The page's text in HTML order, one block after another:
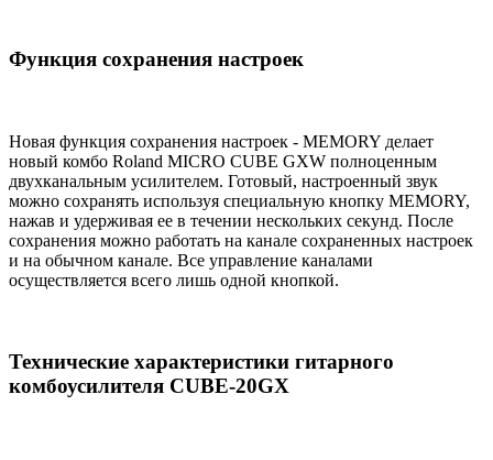
Функция сохранения настроек
Новая функция сохранения настроек - MEMORY делает
новый комбо Roland MICRO CUBE GXW полноценным
двухканальным усилителем. Готовый, настроенный звук
можно сохранять используя специальную кнопку MEMORY,
нажав и удерживая ее в течении нескольких секунд. После
сохранения можно работать на канале сохраненных настроек
и на обычном канале. Все управление каналами
осуществляется всего лишь одной кнопкой.
Технические характеристики гитарного
комбоусилителя CUBE-20GX